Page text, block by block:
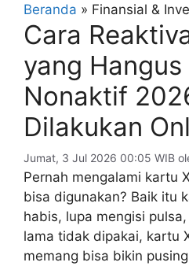
Beranda » Finansial &
Cara
yang Hangus
Nonaktif
Dilakukan
Jumat, 3 Jul 2026 00:05 WIB
Pernah mengalami kartu
bisa digunakan? Baik itu
habis, lupa mengisi
lama tidak dipakai, kartu
memang bisa bikin